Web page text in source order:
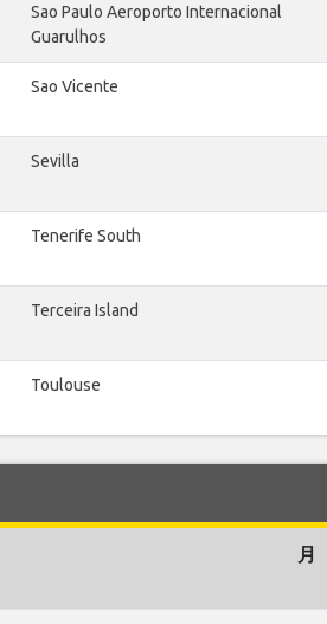
Sao Paulo Aeroporto Internacional
Guarulhos
Sao Vicente
Sevilla
Tenerife South
Terceira Island
Toulouse
月